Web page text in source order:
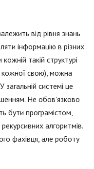
від рівня знань
інформацію в різних
такій структурі
кожної свою), можна
системі це
Не обов'язково
бути програмістом,
алгоритмів.
фахівця, але роботу